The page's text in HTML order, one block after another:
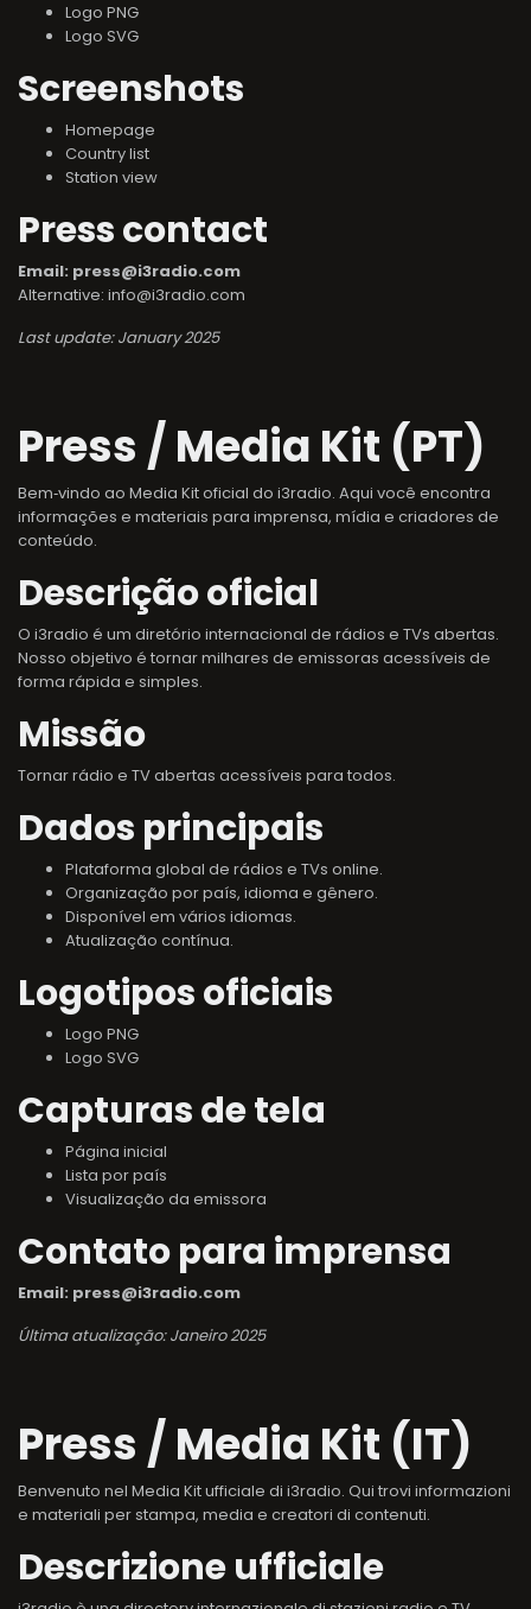
Logo PNG
Logo SVG
Screenshots
Homepage
Country list
Station view
Press contact
Email: press@i3radio.com
Alternative: info@i3radio.com
Last update: January 2025
Press / Media Kit (PT)
Bem‑vindo ao Media Kit oficial do i3radio. Aqui você encontra
informações e materiais para imprensa, mídia e criadores de
conteúdo.
Descrição oficial
O i3radio é um diretório internacional de rádios e TVs abertas.
Nosso objetivo é tornar milhares de emissoras acessíveis de
forma rápida e simples.
Missão
Tornar rádio e TV abertas acessíveis para todos.
Dados principais
Plataforma global de rádios e TVs online.
Organização por país, idioma e gênero.
Disponível em vários idiomas.
Atualização contínua.
Logotipos oficiais
Logo PNG
Logo SVG
Capturas de tela
Página inicial
Lista por país
Visualização da emissora
Contato para imprensa
Email: press@i3radio.com
Última atualização: Janeiro 2025
Press / Media Kit (IT)
Benvenuto nel Media Kit ufficiale di i3radio. Qui trovi informazioni
e materiali per stampa, media e creatori di contenuti.
Descrizione ufficiale